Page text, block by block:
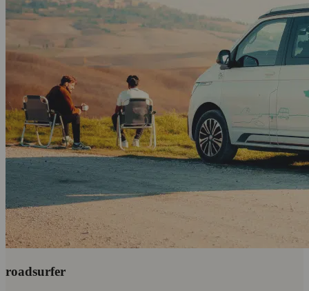
roadsurfer